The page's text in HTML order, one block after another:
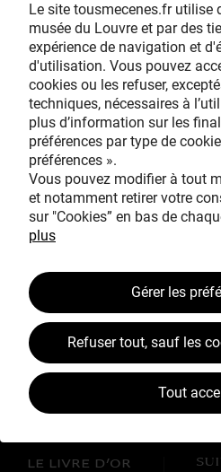
Avec le
L’ŒUVRE À LA LOUPE
JEAN SIMEON CHARDIN
VOS CONTREPARTIES
ACTUALITÉS
LE LIVRE D’OR
Le site tousmecenes.fr utilise
musée du Louvre et par des
expérience de navigation et
d'utilisation. Vous pouvez
cookies ou les refuser,
techniques, nécessaires à
plus d’information sur les
préférences par type de
préférences ».
Vous pouvez modifier à tout
et notamment retirer votre
sur "Cookies” en bas de
plus
Gérer les
Refuser tout, sauf les
Tout